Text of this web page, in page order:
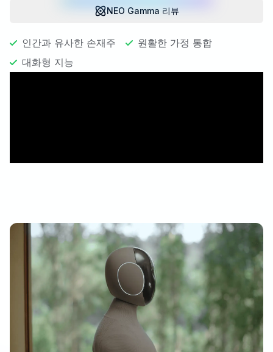
NEO Gamma 리뷰
인간과 유사한 손재주
원활한 가정 통합
대화형 지능